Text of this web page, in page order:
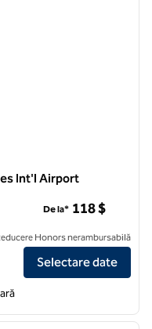
Int'l Airport
Suites by Hilton
De la* 118 $
Honors nerambursabilă
Selectare date